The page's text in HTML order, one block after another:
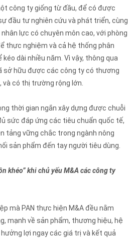
công ty giống từ đầu, để có được
đầu tư nghiên cứu và phát triển, cùng
lực có chuyên môn cao, với phòng
thực nghiệm và cả hệ thống phân
dài nhiều năm. Vì vậy, thông qua
sở hữu được các công ty có thương
có thị trường rộng lớn.
thời gian ngắn xây dựng được chuỗi
sức đáp ứng các tiêu chuẩn quốc tế,
tảng vững chắc trong ngành nông
sản phẩm đến tay người tiêu dùng.
khéo” khi chủ yếu M&A các công ty
mà PAN thực hiện M&A đều nằm
mạnh về sản phẩm, thương hiệu, hệ
lợi ngay các giá trị và kết quả